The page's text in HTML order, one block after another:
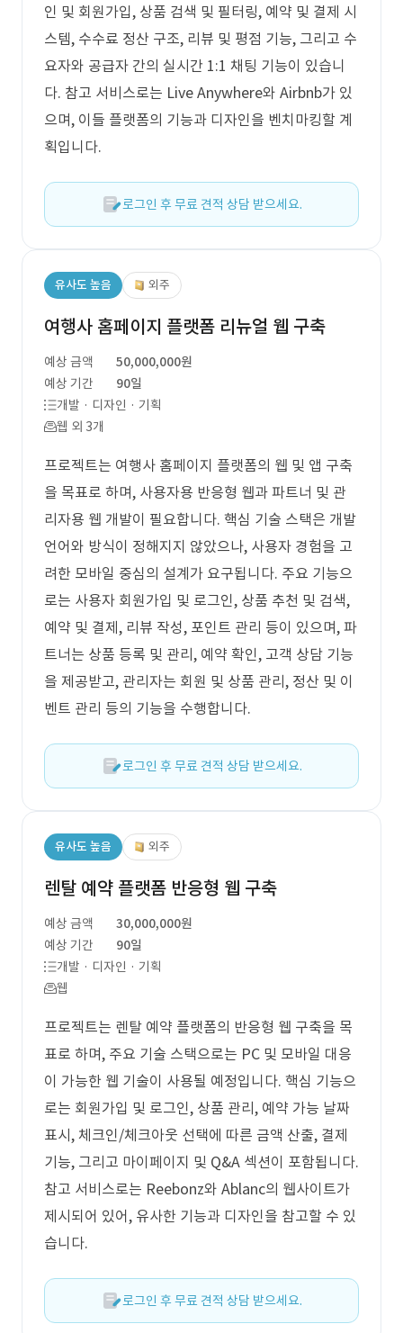
인 및 회원가입, 상품 검색 및 필터링, 예약 및 결제 시
스템, 수수료 정산 구조, 리뷰 및 평점 기능, 그리고 수
요자와 공급자 간의 실시간 1:1 채팅 기능이 있습니
다. 참고 서비스로는 Live Anywhere와 Airbnb가 있
으며, 이들 플랫폼의 기능과 디자인을 벤치마킹할 계
획입니다.
로그인 후 무료 견적 상담 받으세요.
유사도 높음 외주
여행사 홈페이지 플랫폼 리뉴얼 웹 구축
예상 금액
50,000,000원
예상 기간
90일
개발 · 디자인 · 기획
웹 외 3개
프로젝트는 여행사 홈페이지 플랫폼의 웹 및 앱 구축
을 목표로 하며, 사용자용 반응형 웹과 파트너 및 관
리자용 웹 개발이 필요합니다. 핵심 기술 스택은 개발
언어와 방식이 정해지지 않았으나, 사용자 경험을 고
려한 모바일 중심의 설계가 요구됩니다. 주요 기능으
로는 사용자 회원가입 및 로그인, 상품 추천 및 검색,
예약 및 결제, 리뷰 작성, 포인트 관리 등이 있으며, 파
트너는 상품 등록 및 관리, 예약 확인, 고객 상담 기능
을 제공받고, 관리자는 회원 및 상품 관리, 정산 및 이
벤트 관리 등의 기능을 수행합니다.
로그인 후 무료 견적 상담 받으세요.
유사도 높음 외주
렌탈 예약 플랫폼 반응형 웹 구축
예상 금액
30,000,000원
예상 기간
90일
개발 · 디자인 · 기획
웹
프로젝트는 렌탈 예약 플랫폼의 반응형 웹 구축을 목
표로 하며, 주요 기술 스택으로는 PC 및 모바일 대응
이 가능한 웹 기술이 사용될 예정입니다. 핵심 기능으
로는 회원가입 및 로그인, 상품 관리, 예약 가능 날짜
표시, 체크인/체크아웃 선택에 따른 금액 산출, 결제
기능, 그리고 마이페이지 및 Q&A 섹션이 포함됩니다.
참고 서비스로는 Reebonz와 Ablanc의 웹사이트가
제시되어 있어, 유사한 기능과 디자인을 참고할 수 있
습니다.
로그인 후 무료 견적 상담 받으세요.